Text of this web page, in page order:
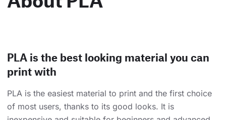
PLA is the best looking material you can
print with
PLA is the easiest material to print and the first choice
of most users, thanks to its good looks. It is